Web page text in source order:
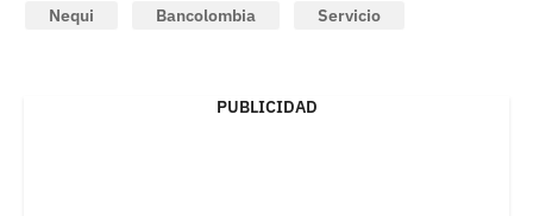
Nequi Bancolombia Servicio
PUBLICIDAD